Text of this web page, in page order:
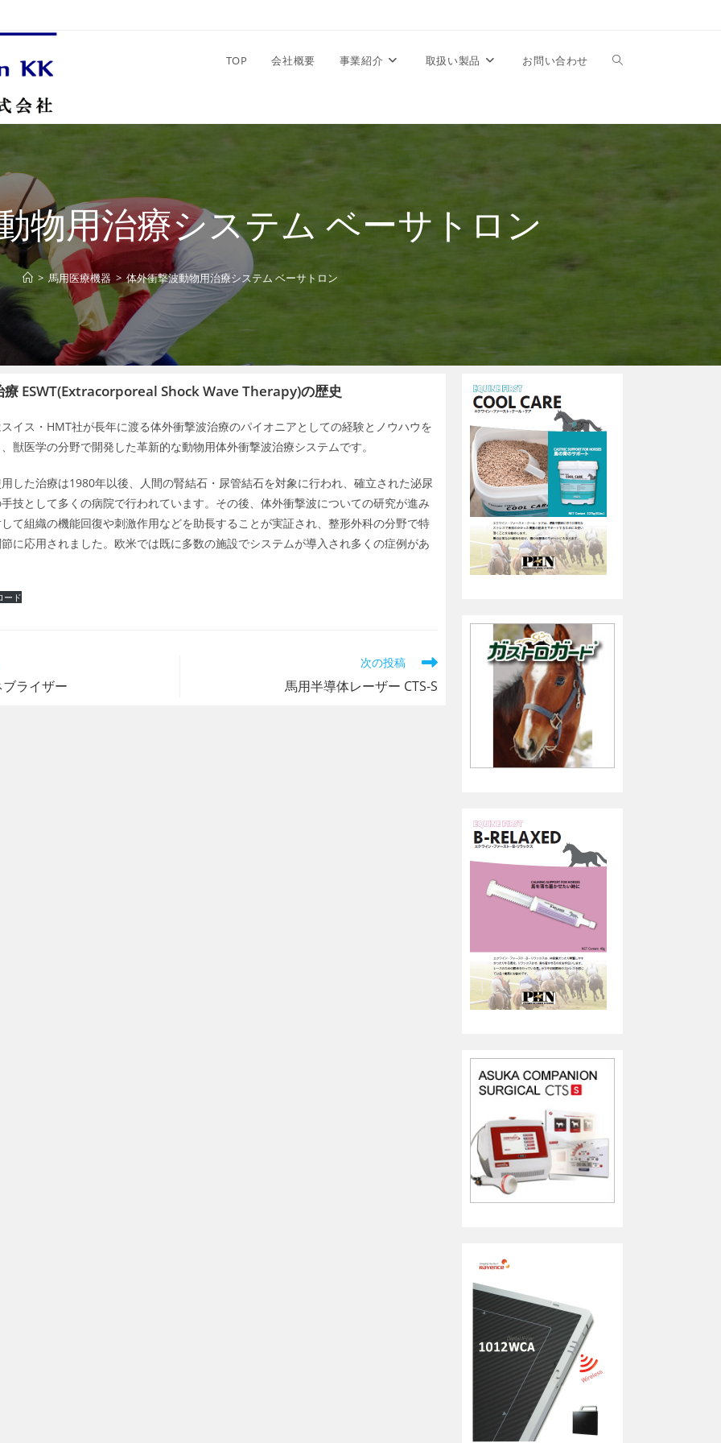
TOP 会社概要 事業紹介 取扱い製品 お問い合わせ Toggle
物用治療システム ベーサトロン
> 馬用医療機器 > 体外衝撃波動物用治療システム ベーサトロン
療 ESWT(Extracorporeal Shock Wave Therapy)の歴史
イス・HMT社が長年に渡る体外衝撃波治療のパイオニアとしての経験とノウハウを
獣医学の分野で開発した革新的な動物用体外衝撃波治療システムです。
した治療は1980年以後、人間の腎結石・尿管結石を対象に行われ、確立された泌尿
技として多くの病院で行われています。その後、体外衝撃波についての研究が進み
て組織の機能回復や刺激作用などを助長することが実証され、整形外科の分野で特
に応用されました。欧米では既に多数の施設でシステムが導入され多くの症例があ
ード
ライザー
次の投稿
馬用半導体レーザー CTS-S